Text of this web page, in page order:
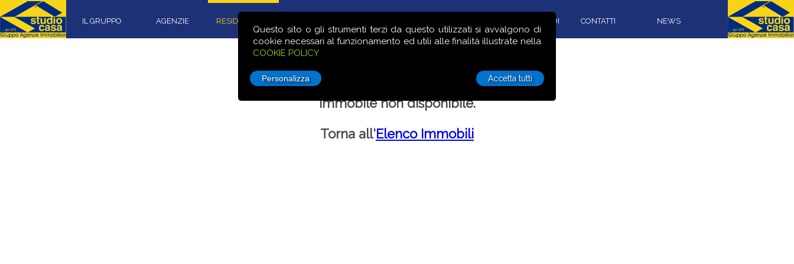
IL GRUPPO AGENZIE RESIDENZIALE LAVORA CON NOI CONTATTI NEWS
Immobile non disponibile.
Torna all'Elenco Immobili
Questo sito o gli strumenti terzi da questo utilizzati si avvalgono di
cookie necessari al funzionamento ed utili alle finalità illustrate nella
COOKIE POLICY
Accetta tutti